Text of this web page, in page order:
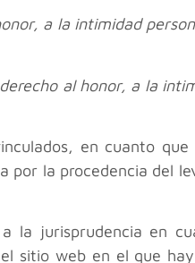
a la intimidad
al honor, a la
en cuanto que
por la procedencia del
la jurisprudencia en
sitio web en el que